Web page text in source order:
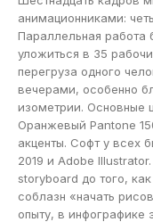
анимационниками:
Параллельная работа
уложиться в 35
перегруза одного
вечерами, особенно
изометрии. Основные
Оранжевый Pantone
акценты. Софт у всех
2019 и Adobe
storyboard до того,
соблазн «начать
опыту, в инфографике